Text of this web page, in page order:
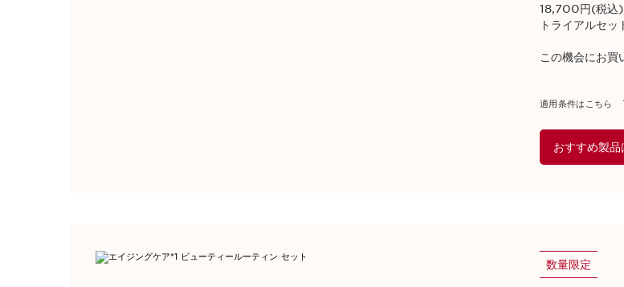
18,700円(税込)
トライアルセッ
この機会にお買
適用条件はこちら​
おすすめ製品
数量限定